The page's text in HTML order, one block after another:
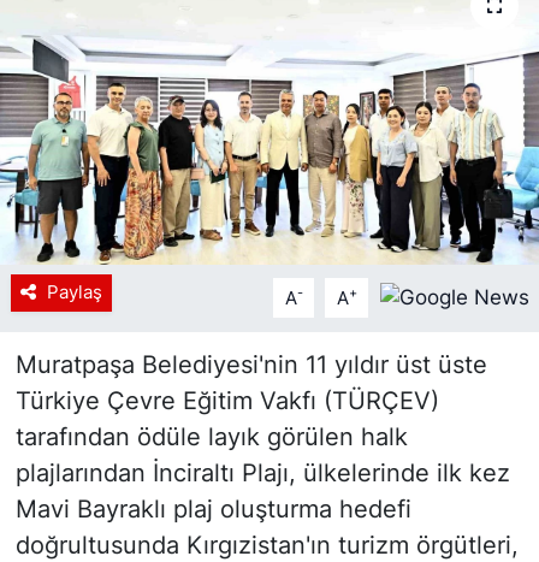
Paylaş A- A+
Muratpaşa Belediyesi'nin 11 yıldır üst üste
Türkiye Çevre Eğitim Vakfı (TÜRÇEV)
tarafından ödüle layık görülen halk
plajlarından İnciraltı Plajı, ülkelerinde ilk kez
Mavi Bayraklı plaj oluşturma hedefi
doğrultusunda Kırgızistan'ın turizm örgütleri,
Tanıtım